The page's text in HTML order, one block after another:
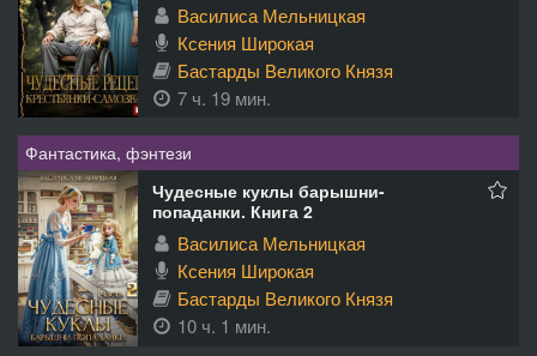
Василиса Мельницкая
Ксения Широкая
Бастарды Великого Князя
7 ч. 19 мин.
Фантастика, фэнтези
Чудесные куклы барышни-
попаданки. Книга 2
Василиса Мельницкая
Ксения Широкая
Бастарды Великого Князя
10 ч. 1 мин.